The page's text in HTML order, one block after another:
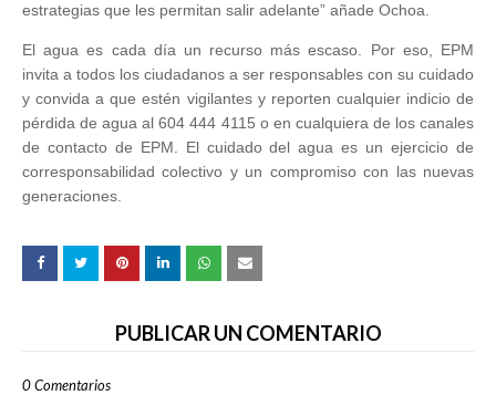
estrategias que les permitan salir adelante” añade Ochoa.
El agua es cada día un recurso más escaso. Por eso, EPM
invita a todos los ciudadanos a ser responsables con su cuidado
y convida a que estén vigilantes y reporten cualquier indicio de
pérdida de agua al604 444 4115 o en cualquiera de los canales
de contacto de EPM. El cuidado del agua es un ejercicio de
corresponsabilidad colectivo y un compromiso con las nuevas
generaciones.
PUBLICAR UN COMENTARIO
0 Comentarios